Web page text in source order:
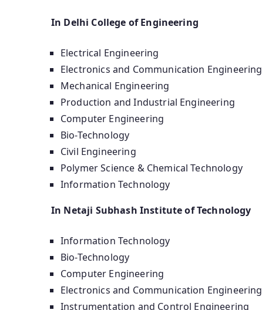
In Delhi College of Engineering
Electrical Engineering
Electronics and Communication Engineering
Mechanical Engineering
Production and Industrial Engineering
Computer Engineering
Bio-Technology
Civil Engineering
Polymer Science & Chemical Technology
Information Technology
In Netaji Subhash Institute of Technology
Information Technology
Bio-Technology
Computer Engineering
Electronics and Communication Engineering
Instrumentation and Control Engineering